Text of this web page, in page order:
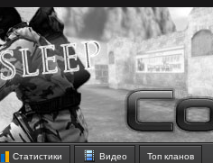
Статистики Видео Топ кланов